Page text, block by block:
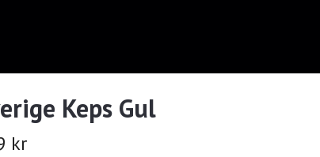
Keps Gul
kr